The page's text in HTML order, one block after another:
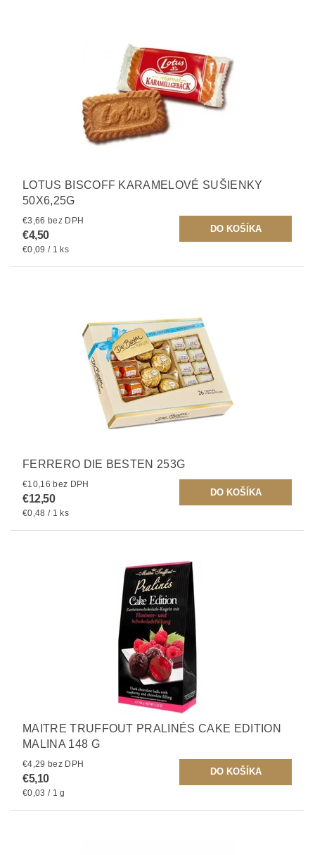
LOTUS BISCOFF KARAMELOVÉ SUŠIENKY
50X6,25G
€3,66 bez DPH
€4,50
€0,09 / 1 ks
FERRERO DIE BESTEN 253G
€10,16 bez DPH
€12,50
€0,48 / 1 ks
MAITRE TRUFFOUT PRALINÉS CAKE EDITION
MALINA 148 G
€4,29 bez DPH
€5,10
€0,03 / 1 g